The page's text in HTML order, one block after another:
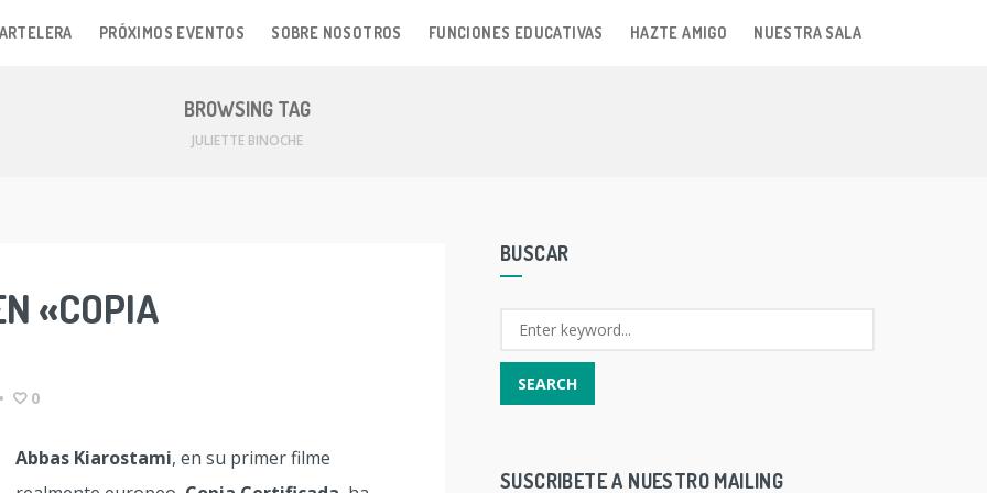
PRÓXIMOS EVENTOS SOBRE NOSOTROS FUNCIONES EDUCATIVAS HAZTE AMIGO NUESTRA SALA
BROWSING TAG
JULIETTE BINOCHE
«COPIA
• 0
Abbas Kiarostami, en su primer filme
BUSCAR
SUSCRIBETE A NUESTRO MAILING